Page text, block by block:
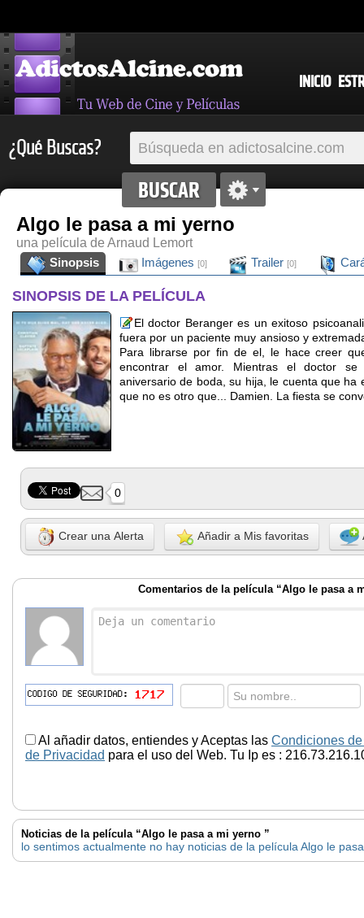
INICIO
¿Qué Buscas?
Algo le pasa a mi yerno
una película de Arnaud Lemort
Sinopsis
Imágenes [0] Trailer [0]
SINOPSIS DE LA PELÍCULA
El doctor Beranger es un exitoso
fuera por un paciente muy ansioso y
Para librarse por fin de el, le hace creer
encontrar el amor. Mientras el doctor
aniversario de boda, su hija, le cuenta que ha
que no es otro que... Damien. La fiesta se
0
Crear una Alerta Añadir a Mis favoritas
Comentarios de la película “Algo le pasa a
Al añadir datos, entiendes y Aceptas las Condiciones
de Privacidad para el uso del Web. Tu Ip es :
Noticias de la película “Algo le pasa a mi yerno ”
lo sentimos actualmente no hay noticias de la película Algo le